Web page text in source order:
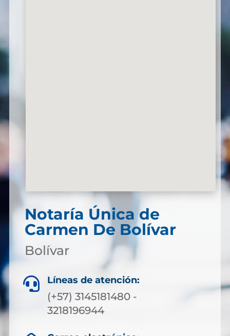
Notaría Única de
Carmen De Bolívar
Bolívar
 Líneas de atención:
(+57) 3145181480 -
3218196944